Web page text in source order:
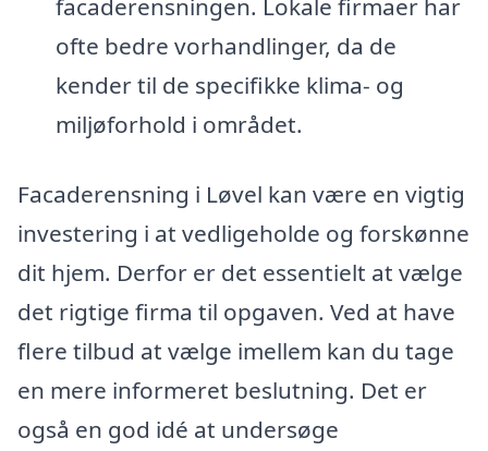
facaderensningen. Lokale firmaer har
ofte bedre vorhandlinger, da de
kender til de specifikke klima- og
miljøforhold i området.
Facaderensning i Løvel kan være en vigtig
investering i at vedligeholde og forskønne
dit hjem. Derfor er det essentielt at vælge
det rigtige firma til opgaven. Ved at have
flere tilbud at vælge imellem kan du tage
en mere informeret beslutning. Det er
også en god idé at undersøge